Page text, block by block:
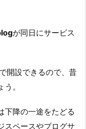
が同日にサービス
開設できるので、昔
。
下降の一途をたどる
スペースやブログサ